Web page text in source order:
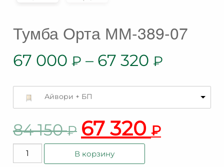
Тумба Орта ММ-389-07
67 000 ₽ – 67 320 ₽
Айвори + БП
84 150₽ 67 320 ₽
Количество
товара
В корзину